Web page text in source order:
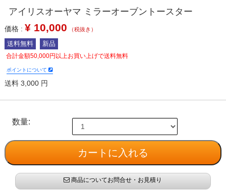
アイリスオーヤマ ミラーオーブントースター
価格 : ¥ 10,000 （税抜き）
送料無料 新品
合計金額50,000円以上お買い上げで送料無料
ポイントについて
送料 3,000 円
数量:
商品についてお問合せ・お見積り